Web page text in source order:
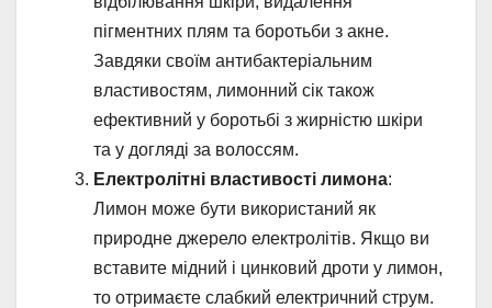
пігментних плям та боротьби з акне.
Завдяки своїм антибактеріальним
властивостям, лимонний сік також
ефективний у боротьбі з жирністю шкіри
та у догляді за волоссям.
Електролітні властивості лимона:
Лимон може бути використаний як
природне джерело електролітів. Якщо ви
вставите мідний і цинковий дроти у лимон,
то отримаєте слабкий електричний струм.